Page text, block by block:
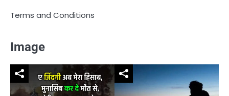
Terms and Conditions
Image